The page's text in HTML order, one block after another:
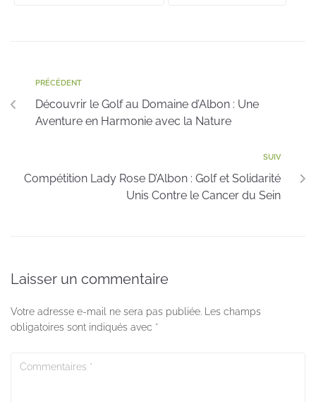
PRÉCÉDENT
Découvrir le Golf au Domaine d’Albon : Une
Aventure en Harmonie avec la Nature
SUIV
Compétition Lady Rose D’Albon : Golf et Solidarité
Unis Contre le Cancer du Sein
Laisser un commentaire
Votre adresse e-mail ne sera pas publiée. Les champs
obligatoires sont indiqués avec *